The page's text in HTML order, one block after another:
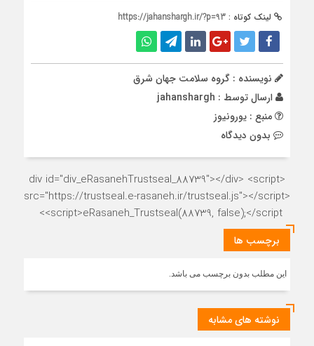
لینک کوتاه : https://jahanshargh.ir/?p=93
نویسنده : گروه سلامت جهان شرق
ارسال توسط : jahanshargh
منبع : یورونیوز
بدون دیدگاه
<div id="div_eRasanehTrustseal_88739"></div> <script
src="https://trustseal.e-rasaneh.ir/trustseal.js"></script>
<script>eRasaneh_Trustseal(88739, false);</script>
برچسب ها
این مطلب بدون برچسب می باشد.
نوشته های مشابه